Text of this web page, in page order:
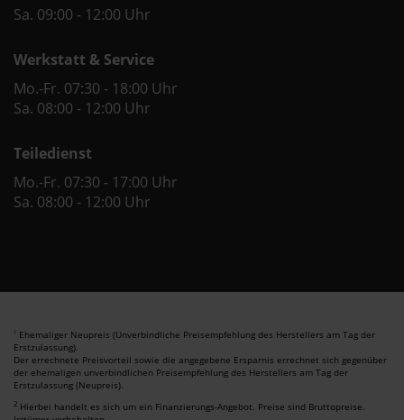
Sa. 09:00 - 12:00 Uhr
Werkstatt & Service
Mo.-Fr. 07:30 - 18:00 Uhr
Sa. 08:00 - 12:00 Uhr
Teiledienst
Mo.-Fr. 07:30 - 17:00 Uhr
Sa. 08:00 - 12:00 Uhr
1 Ehemaliger Neupreis (Unverbindliche Preisempfehlung des Herstellers am Tag der
Erstzulassung).
Der errechnete Preisvorteil sowie die angegebene Ersparnis errechnet sich gegenüber
der ehemaligen unverbindlichen Preisempfehlung des Herstellers am Tag der
Erstzulassung (Neupreis).
2 Hierbei handelt es sich um ein Finanzierungs-Angebot. Preise sind Bruttopreise.